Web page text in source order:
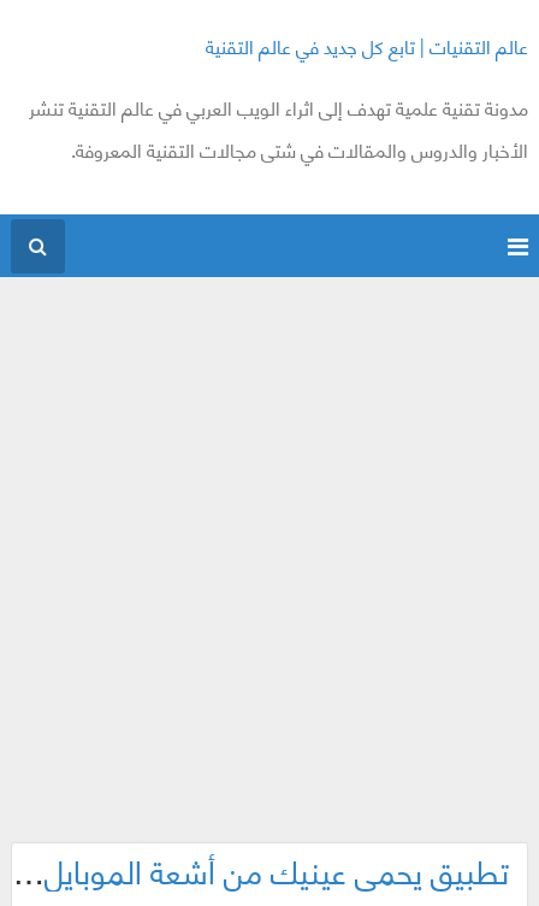
عالم التقنيات | تابع كل جديد في عالم التقنية
مدونة تقنية علمية تهدف إلى اثراء الويب العربي في عالم التقنية تنشر
الأخبار والدروس والمقالات في شتى مجالات التقنية المعروفة.
تطبيق يحمي عينيك من أشعة الموبايل في وقت النوم